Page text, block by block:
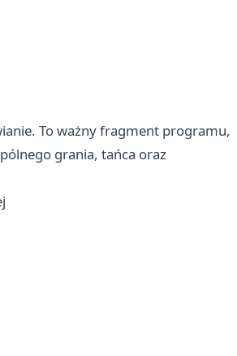
To ważny fragment programu,
grania, tańca oraz